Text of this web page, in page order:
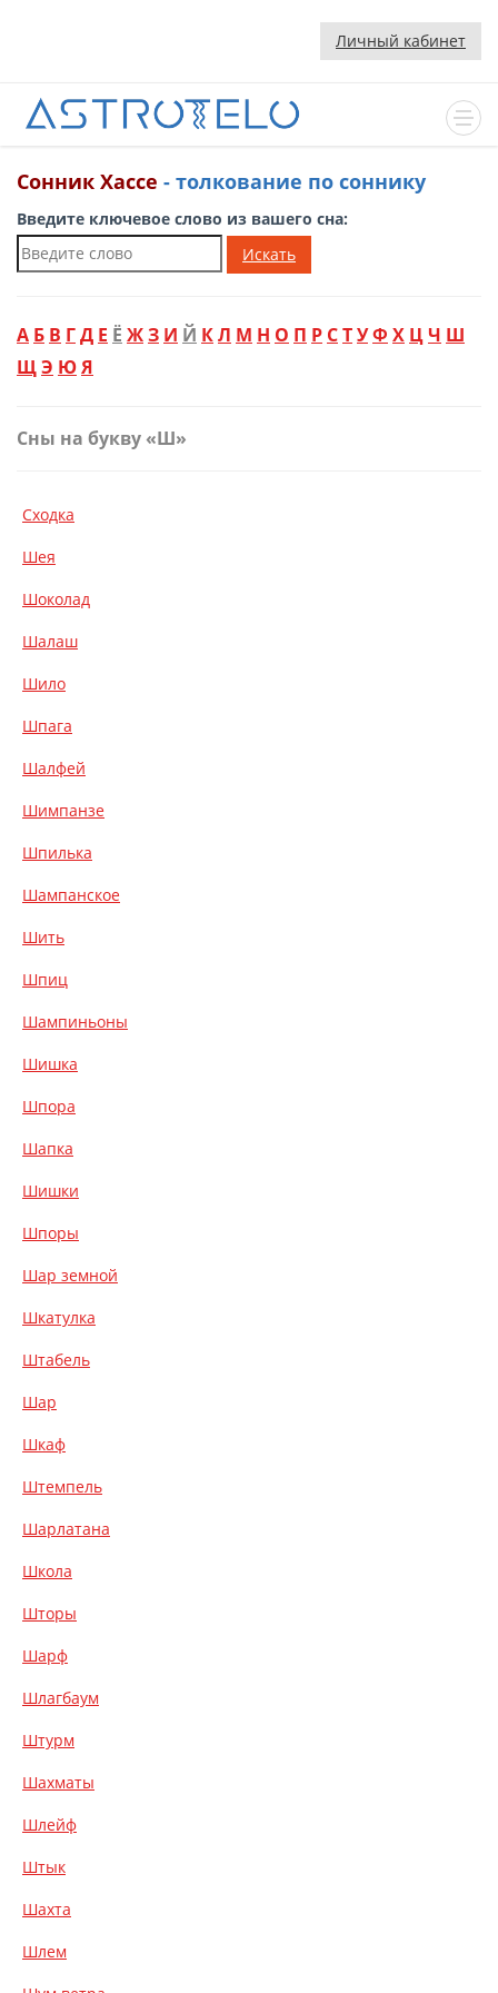
Личный кабинет
Сонник Хассе - толкование по соннику
Введите ключевое слово из вашего сна:
Искать
А Б В ГД Е Ё ЖЗ И Й КЛ М Н О П Р СТУФ Х ЦЧ Ш
ЩЭ ЮЯ
Сны на букву «Ш»
Сходка
Шея
Шоколад
Шалаш
Шило
Шпага
Шалфей
Шимпанзе
Шпилька
Шампанское
Шить
Шпиц
Шампиньоны
Шишка
Шпора
Шапка
Шишки
Шпоры
Шар земной
Шкатулка
Штабель
Шар
Шкаф
Штемпель
Шарлатана
Школа
Шторы
Шарф
Шлагбаум
Штурм
Шахматы
Шлейф
Штык
Шахта
Шлем